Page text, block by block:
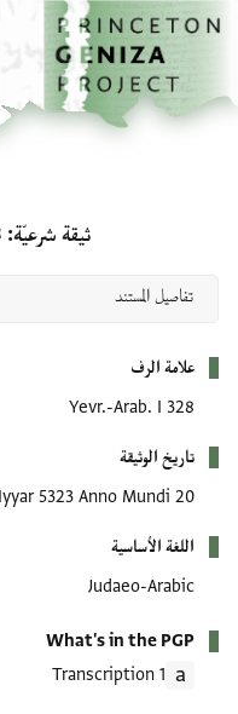
تخطي إلى المحتوى الرئيسي
الصفحة الرئيسية
ثيقة شرعيّة
علامة الرف
Yevr.-Arab. I 328
تاريخ الوثيقة
20 Iyyar 5323 Anno Mundi
اللغة الأساسية
Judaeo-Arabic
What's in the PGP
1 Transcription